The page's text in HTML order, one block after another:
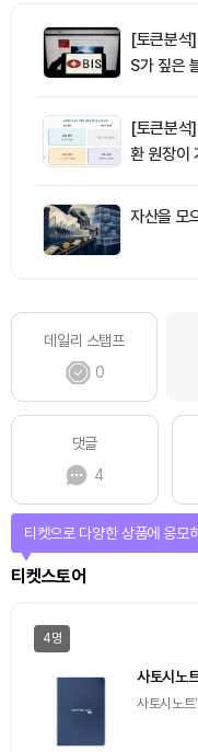
[토큰분석
S가 짚은
[토큰분석
환 원장이
자산을 모
데일리 스탬프
0
댓글
4
티켓스토어
티켓으로 다양한 상품에 응모
4명
사토시노
사토시노